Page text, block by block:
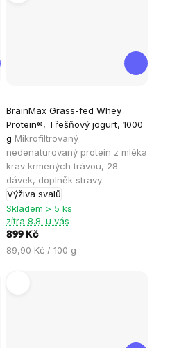
BrainMax Grass-fed Whey
Protein®, Třešňový jogurt, 1000
g Mikrofiltrovaný
nedenaturovaný protein z mléka
krav krmených trávou, 28
dávek, doplněk stravy
Výživa svalů
hodnocení
produktu
je
5,0
z
5
hvězdiček.
Skladem > 5 ks
zítra 8.8. u vás
899 Kč
Měrná
89,90 Kč / 100 g